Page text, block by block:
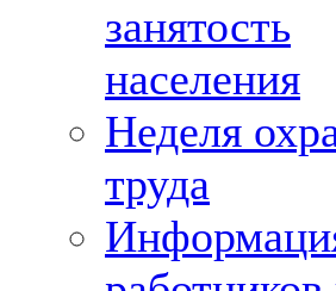
занятость
населения
Неделя
труда